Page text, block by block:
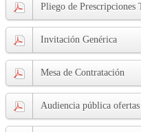
Pliego de Prescripciones
Invitación Genérica
Mesa de Contratación
Audiencia pública ofertas